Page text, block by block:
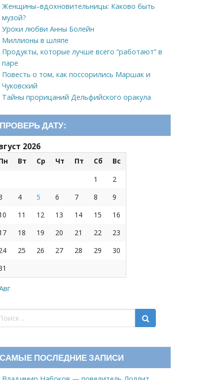
Женщины–вдохновительницы: Каково быть
музой?
Уроки любви Анны Болейн
Миллионы в шляпе
Продукты, которые лучше всего “работают” в
паре
Повесть о том, как поссорились Маршак и
Чуковский
Тайны прорицаний Дельфийского оракула
ПРОВЕРЬ ДАТУ:
2026
Вт Ср Чт Пт Сб
Вс
1
2
4 5 6 7 8
9
11 12 13 14 15
16
18 19 20 21 22
23
25 26 27 28 29
30
САМЫЕ ПОСЛЕДНИЕ ЗАПИСИ